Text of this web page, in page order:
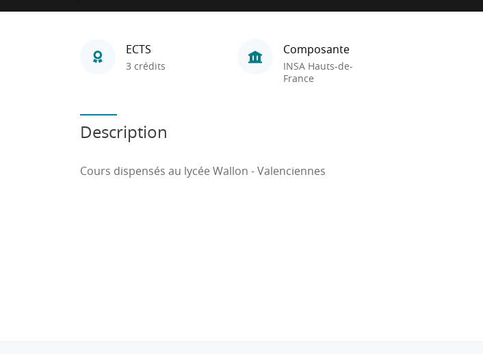
ECTS
3 crédits
Composante
INSA Hauts-de-
France
Description
Cours dispensés au lycée Wallon - Valenciennes